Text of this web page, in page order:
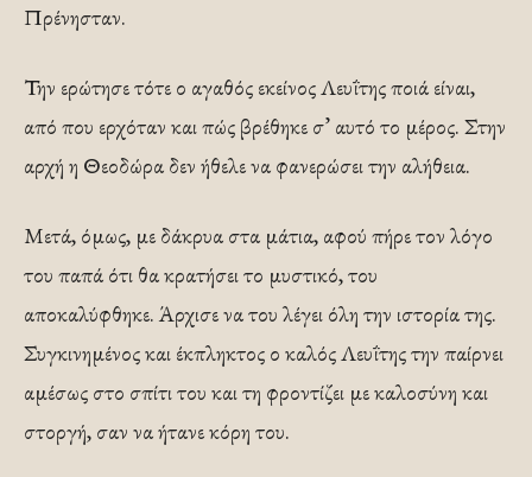
Πρένησταν.
Την ερώτησε τότε ο αγαθός εκείνος Λευΐτης ποιά είναι,
από που ερχόταν και πώς βρέθηκε σ’ αυτό το μέρος. Στην
αρχή η Θεοδώρα δεν ήθελε να φανερώσει την αλήθεια.
Μετά, όμως, με δάκρυα στα μάτια, αφού πήρε τον λόγο
του παπά ότι θα κρατήσει το μυστικό, του
αποκαλύφθηκε. Άρχισε να του λέγει όλη την ιστορία της.
Συγκινημένος και έκπληκτος ο καλός Λευΐτης την παίρνει
αμέσως στο σπίτι του και τη φροντίζει με καλοσύνη και
στοργή, σαν να ήτανε κόρη του.